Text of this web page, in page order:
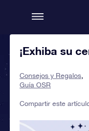
¡Exhiba su
Consejos y Regalos
Guía OSR
Compartir este